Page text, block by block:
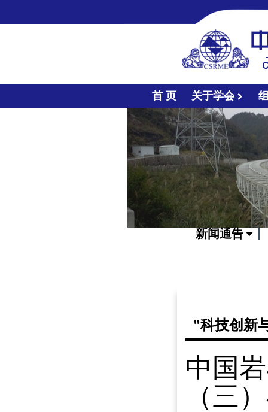
首 页 关于学会
新闻通告
"科技创新
中国
（三